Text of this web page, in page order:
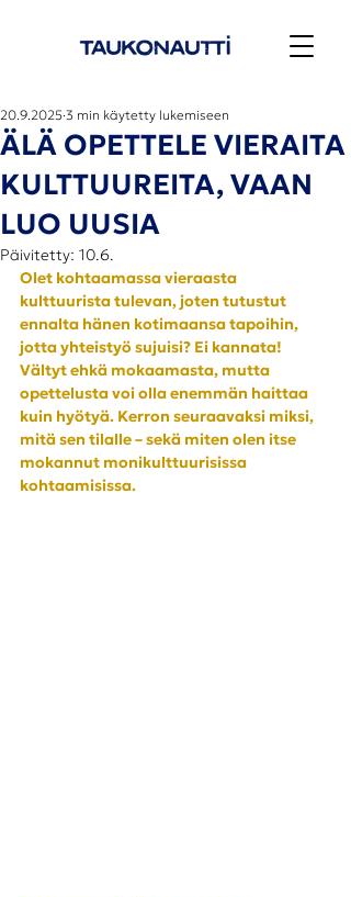
ÄLÄ OPETTELE VIERAITA
KULTTUUREITA, VAAN
LUO UUSIA
20.9.2025 3 min käytetty lukemiseen
Päivitetty: 10.6.
Olet kohtaamassa vieraasta
kulttuurista tulevan, joten tutustut
ennalta hänen kotimaansa tapoihin,
jotta yhteistyö sujuisi? Ei kannata!
Vältyt ehkä mokaamasta, mutta
opettelusta voi olla enemmän haittaa
kuin hyötyä. Kerron seuraavaksi miksi,
mitä sen tilalle – sekä miten olen itse
mokannut monikulttuurisissa
kohtaamisissa.